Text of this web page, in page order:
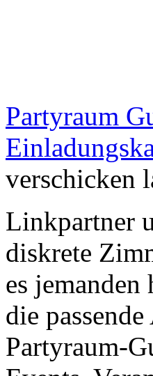
Partyraum
verschicken
Linkpartner
diskrete
es
die
Partyraum-